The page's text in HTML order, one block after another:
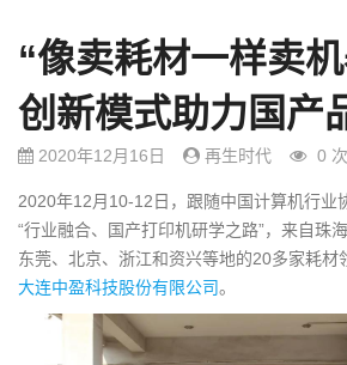
e
N
a
v
i
a
t
i
“像卖耗材一样卖
创新模式助力国产
2020年12月16日 再生时代 0
2020年12月10-12日，跟随中国计算机行业
“行业融合、国产打印机研学之路”，来自珠
东莞、北京、浙江和资兴等地的20多家耗材
大连中盈科技股份有限公司。